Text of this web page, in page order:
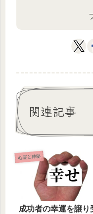
関連記事
心霊と神秘
成功者の幸運を譲り